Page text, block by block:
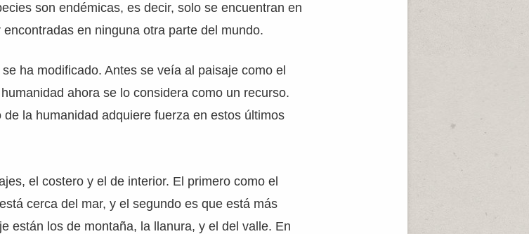
son endémicas, es decir, solo se encuentran en
en ninguna otra parte del mundo.
ha modificado. Antes se veía al paisaje como el
ahora se lo considera como un recurso.
la humanidad adquiere fuerza en estos últimos
el costero y el de interior. El primero como el
cerca del mar, y el segundo es que está más
están los de montaña, la llanura, y el del valle. En